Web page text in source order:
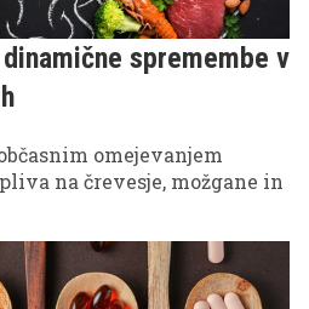
spremembe v
omejevanjem
na črevesje, možgane in